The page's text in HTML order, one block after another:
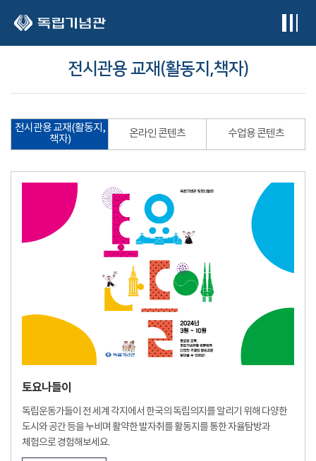
전시관용 교재(활동지,책자)
전시관용 교재(활동지,
책자)
온라인 콘텐츠 수업용 콘텐츠
토요나들이
독립운동가들이 전 세계 각지에서 한국의 독립의지를 알리기 위해 다양한
도시와 공간 등을 누비며 활약한 발자취를 활동지를 통한 자율탐방과
체험으로 경험해보세요.